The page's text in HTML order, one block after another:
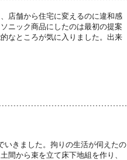
店舗から住宅に変えるのに違和感
ニック商品にしたのは最初の提案
なところが気に入りました。出来
いきました。拘りの生活が伺えたの
間から束を立て床下地組を作り、